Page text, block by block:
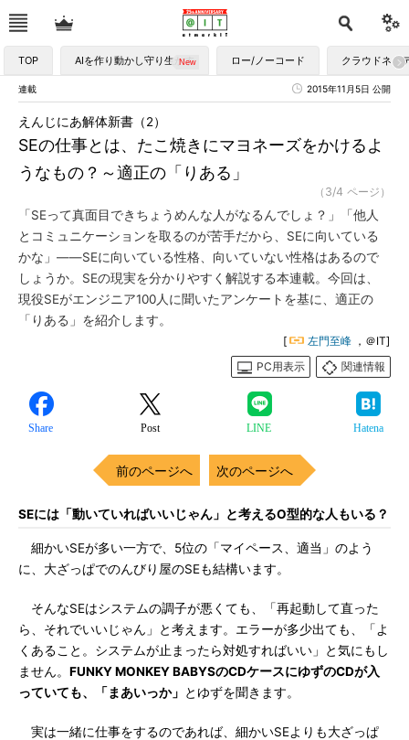
TOP AIを作り動かし守り生かす ロー/ノーコード クラウドネイ
連載 2015年11月5日 公開
SEの仕事とは、たこ焼きにマヨネーズをかけるよ
うなもの？～適正の「りある」
えんじにあ解体新書（2）
（3/4 ページ）
「SEって真面目できちょうめんな人がなるんでしょ？」「他人
とコミュニケーションを取るのが苦手だから、SEに向いている
かな」――SEに向いている性格、向いていない性格はあるので
しょうか。SEの現実を分かりやすく解説する本連載。今回は、
現役SEがエンジニア100人に聞いたアンケートを基に、適正の
「りある」を紹介します。
[ 左門至峰 ，＠IT]
PC用表示
関連情報
Share Post LINE Hatena
前のページへ 次のページへ
SEには「動いていればいいじゃん」と考えるO型的な人もいる？
細かいSEが多い一方で、5位の「マイペース、適当」のよう
に、大ざっぱでのんびり屋のSEも結構います。
そんなSEはシステムの調子が悪くても、「再起動して直った
ら、それでいいじゃん」と考えます。エラーが多少出ても、「よ
くあること。システムが止まったら対処すればいい」と気にもし
ません。 FUNKY MONKEY BABYSのCDケースにゆずのCDが入
っていても、「まあいっか」 とゆずを聞きます。
実は一緒に仕事をするのであれば、細かいSEよりも大ざっぱ